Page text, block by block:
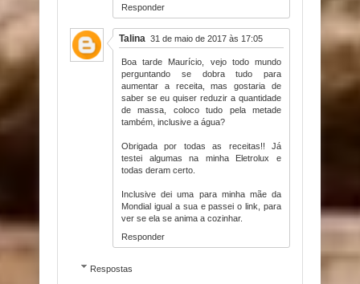
Responder
Talina 31 de maio de 2017 às 17:05
Boa tarde Maurício, vejo todo mundo
perguntando se dobra tudo para
aumentar a receita, mas gostaria de
saber se eu quiser reduzir a quantidade
de massa, coloco tudo pela metade
também, inclusive a água?
Obrigada por todas as receitas!! Já
testei algumas na minha Eletrolux e
todas deram certo.
Inclusive dei uma para minha mãe da
Mondial igual a sua e passei o link, para
ver se ela se anima a cozinhar.
Responder
Respostas